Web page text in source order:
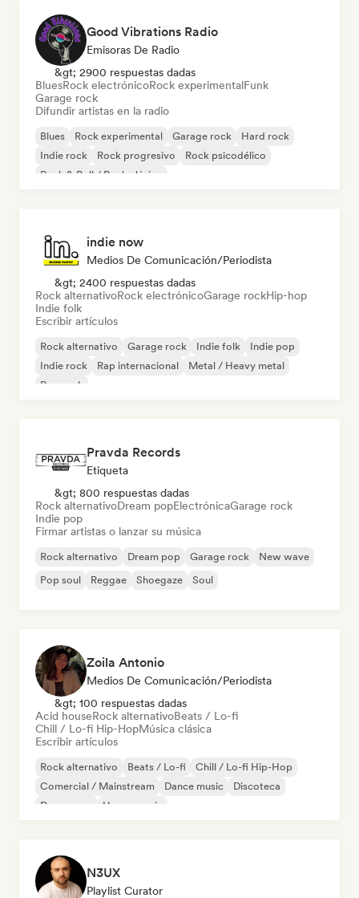
Good Vibrations Radio
Emisoras De Radio
&gt; 2900 respuestas dadas
BluesRock electrónicoRock experimentalFunk
Garage rock
Difundir artistas en la radio
Blues Rock experimental Garage rock
Hard rock
Indie rock
Rock progresivo
Rock psicodélico
Rock & Roll / Rock clásico
indie now
Medios De Comunicación/Periodista
&gt; 2400 respuestas dadas
Rock alternativoRock electrónicoGarage rockHip-hop
Indie folk
Escribir artículos
Rock alternativo Garage rock Indie folk
Indie pop
Indie rock
Rap internacional
Metal / Heavy metal
Pop rock
Pravda Records
Etiqueta
&gt; 800 respuestas dadas
Rock alternativoDream popElectrónicaGarage rock
Indie pop
Firmar artistas o lanzar su música
Rock alternativo Dream pop Garage rock
New wave
Pop soul
Reggae Shoegaze Soul
Zoila Antonio
Medios De Comunicación/Periodista
&gt; 100 respuestas dadas
Acid houseRock alternativoBeats / Lo-fi
Chill / Lo-fi Hip-HopMúsica clásica
Escribir artículos
Rock alternativo Beats / Lo-fi
Chill / Lo-fi Hip-Hop
Comercial / Mainstream
Dance music
Discoteca
Dream pop
House music
N3UX
Playlist Curator